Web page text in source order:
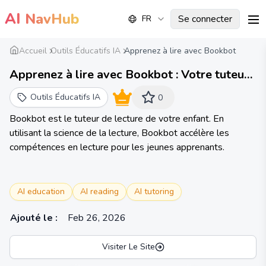
AI NavHub FR Se connecter
Accueil Outils Éducatifs IA Apprenez à lire avec Bookbot
Apprenez à lire avec Bookbot : Votre tuteur
de lecture IA, soutenu par la science de la
lecture.
Outils Éducatifs IA 0
Bookbot est le tuteur de lecture de votre enfant. En
utilisant la science de la lecture, Bookbot accélère les
compétences en lecture pour les jeunes apprenants.
AI education AI reading AI tutoring
Ajouté le : Feb 26, 2026
Visiter Le Site